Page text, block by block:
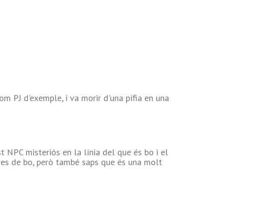
PJ d'exemple, i va morir d'una pífia en una
NPC misteriós en la línia del que és bo i el
de bo, però també saps que és una molt